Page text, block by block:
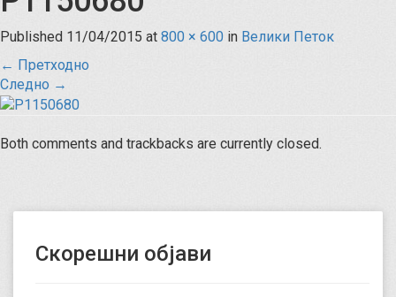
Published 11/04/2015 at 800 × 600 in Велики Петок
← Претходно
Следно →
Both comments and trackbacks are currently closed.
Скорешни објави